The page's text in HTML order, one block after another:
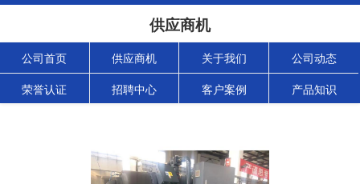
供应商机
公司首页 供应商机 关于我们 公司动态
荣誉认证 招聘中心 客户案例 产品知识